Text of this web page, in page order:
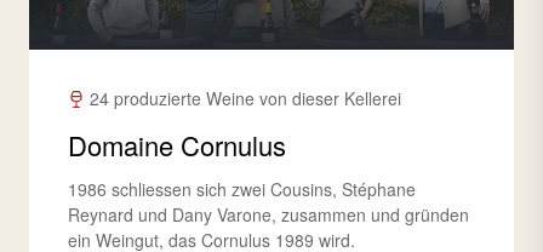
24 produzierte Weine von dieser Kellerei
Domaine Cornulus
1986 schliessen sich zwei Cousins, Stéphane
Reynard und Dany Varone, zusammen und gründen
ein Weingut, das Cornulus 1989 wird.